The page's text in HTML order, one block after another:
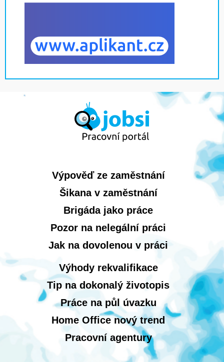
Výpověď ze zaměstnání
Šikana v zaměstnání
Brigáda jako práce
Pozor na nelegální práci
Jak na dovolenou v práci
Výhody rekvalifikace
Tip na dokonalý životopis
Práce na půl úvazku
Home Office nový trend
Pracovní agentury